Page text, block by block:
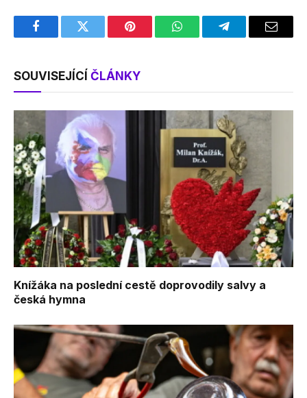
FacebookTwitter Pinterest WhatsAppTelegramEmail
SOUVISEJÍCÍ ČLÁNKY
Knížáka na poslední cestě doprovodily salvy a
česká hymna